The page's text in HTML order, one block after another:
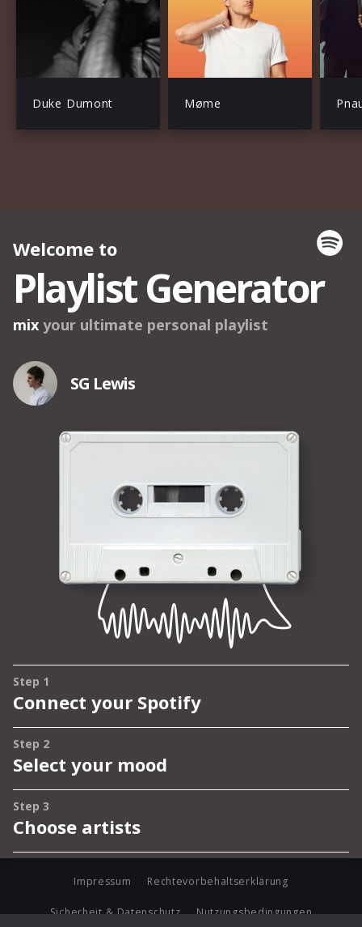
Duke Dumont Møme
Impressum Rechtevorbehaltserklärung
Sicherheit & Datenschutz Nutzungsbedingungen